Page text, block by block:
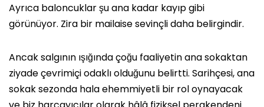
Ayrıca baloncuklar şu ana kadar kayıp gibi
görünüyor. Zira bir mailaise sevinçli daha belirgindir.
Ancak salgının ışığında çoğu faaliyetin ana sokaktan
ziyade çevrimiçi odaklı olduğunu belirtti. Sarihçesi, ana
sokak sezonda hala ehemmiyetli bir rol oynayacak